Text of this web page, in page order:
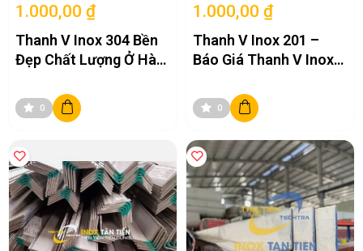
1.000,00 ₫
Thanh V Inox 304 Bền
Đẹp Chất Lượng Ở Hà
0
1.000,00 ₫
Thanh V Inox 201 –
Báo Giá Thanh V Inox
0